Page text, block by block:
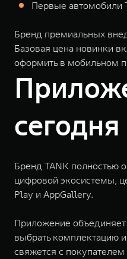
Первые автомобили
Бренд премиальных
Базовая цена новинки
оформить в мобильном
сегодня
Бренд TANK полностью
цифровой экосистемы,
Play и AppGallery.
Приложение
выбрать комплектацию
свяжется с